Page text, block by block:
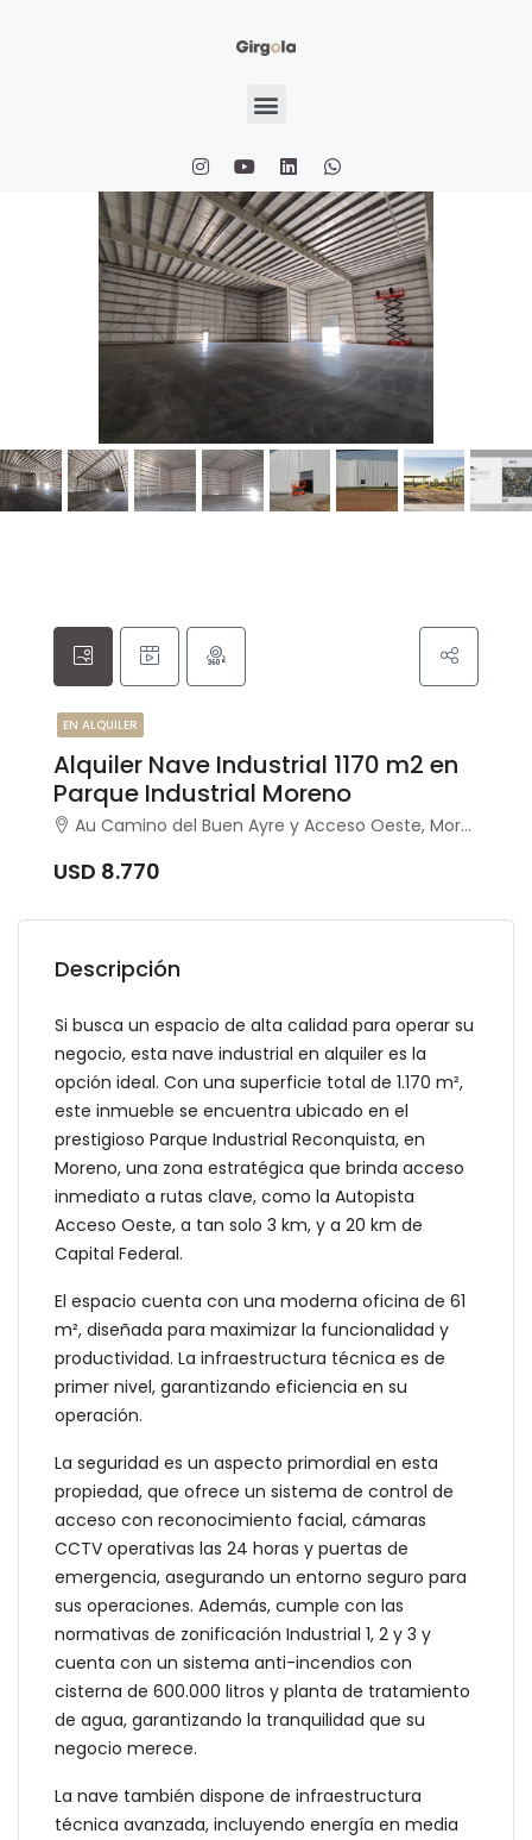
EN ALQUILER
Alquiler Nave Industrial 1170 m2 en
Parque Industrial Moreno
Au Camino del Buen Ayre y Acceso Oeste, Moreno, Moreno
USD 8.770
Descripción
Si busca un espacio de alta calidad para operar su
negocio, esta nave industrial en alquiler es la
opción ideal. Con una superficie total de 1.170 m²,
este inmueble se encuentra ubicado en el
prestigioso Parque Industrial Reconquista, en
Moreno, una zona estratégica que brinda acceso
inmediato a rutas clave, como la Autopista
Acceso Oeste, a tan solo 3 km, y a 20 km de
Capital Federal.
El espacio cuenta con una moderna oficina de 61
m², diseñada para maximizar la funcionalidad y
productividad. La infraestructura técnica es de
primer nivel, garantizando eficiencia en su
operación.
La seguridad es un aspecto primordial en esta
propiedad, que ofrece un sistema de control de
acceso con reconocimiento facial, cámaras
CCTV operativas las 24 horas y puertas de
emergencia, asegurando un entorno seguro para
sus operaciones. Además, cumple con las
normativas de zonificación Industrial 1, 2 y 3 y
cuenta con un sistema anti-incendios con
cisterna de 600.000 litros y planta de tratamiento
de agua, garantizando la tranquilidad que su
negocio merece.
La nave también dispone de infraestructura
técnica avanzada, incluyendo energía en media